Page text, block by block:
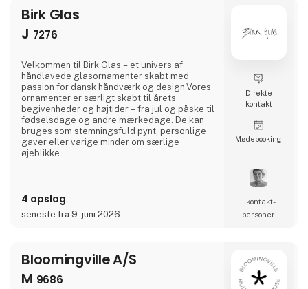
Birk Glas
J 7276
Velkommen til Birk Glas – et univers af
håndlavede glasornamenter skabt med
passion for dansk håndværk og design.Vores
ornamenter er særligt skabt til årets
begivenheder og højtider – fra jul og påske til
fødselsdage og andre mærkedage. De kan
bruges som stemningsfuld pynt, personlige
gaver eller varige minder om særlige
øjeblikke.
4 opslag
seneste fra 9. juni 2026
Direkte
kontakt
Møde­booking
1 kontakt­
personer
Bloomingville A/S
M 9686